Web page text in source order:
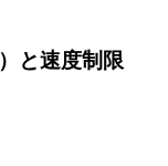
と速度制限